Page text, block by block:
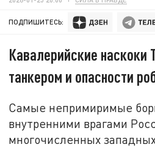
ПОДПИШИТЕСЬ:
Кавалерийские наскоки
танкером и опасности
Самые непримиримые
внутренними врагами
многочисленных